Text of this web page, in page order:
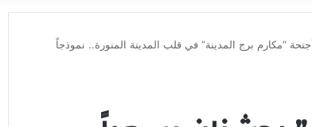
“مكارم برج المدينة” في قلب المدينة المنورة.. نموذجاً